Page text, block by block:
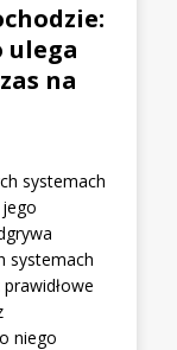
ulega
na
systemach
systemach
niego